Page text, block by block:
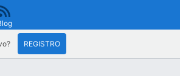
REGISTRO